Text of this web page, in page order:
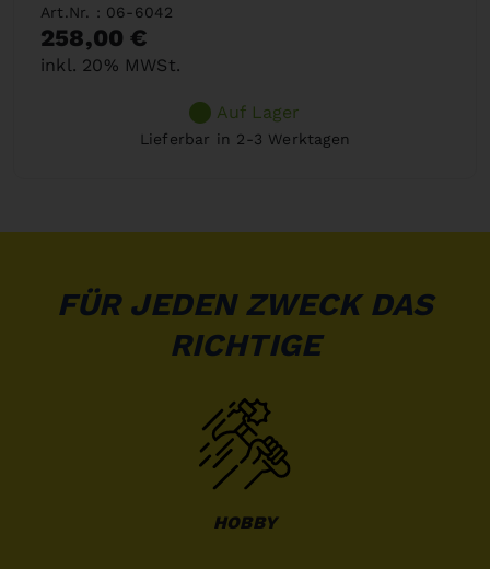
Art.Nr. : 06-6042
258,00 €
inkl. 20% MWSt.
Auf Lager
Lieferbar in 2-3 Werktagen
FÜR JEDEN ZWECK DAS
RICHTIGE
HOBBY